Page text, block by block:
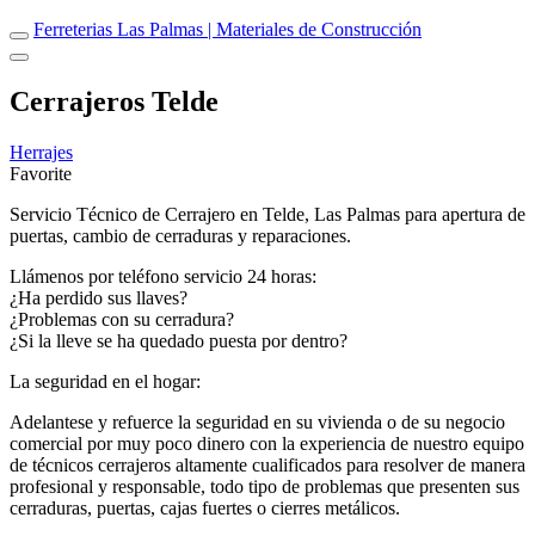
Ferreterias Las Palmas | Materiales de Construcción
Cerrajeros Telde
Herrajes
Favorite
Servicio Técnico de Cerrajero en Telde, Las Palmas para apertura de
puertas, cambio de cerraduras y reparaciones.
Llámenos por teléfono servicio 24 horas:
¿Ha perdido sus llaves?
¿Problemas con su cerradura?
¿Si la lleve se ha quedado puesta por dentro?
La seguridad en el hogar:
Adelantese y refuerce la seguridad en su vivienda o de su negocio
comercial por muy poco dinero con la experiencia de nuestro equipo
de técnicos cerrajeros altamente cualificados para resolver de manera
profesional y responsable, todo tipo de problemas que presenten sus
cerraduras, puertas, cajas fuertes o cierres metálicos.